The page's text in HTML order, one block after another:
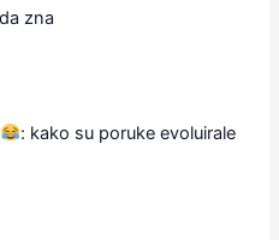
zna
: kako su poruke evoluirale